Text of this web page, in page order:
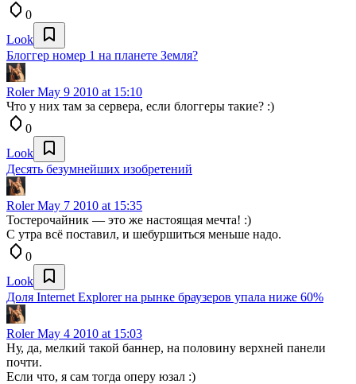
0
Look
Блоггер номер 1 на планете Земля?
RolerMay 9 2010 at 15:10
Что у них там за сервера, если блоггеры такие? :)
0
Look
Десять безумнейших изобретений
RolerMay 7 2010 at 15:35
Тостерочайник — это же настоящая мечта! :)
C утра всё поставил, и шебуршиться меньше надо.
0
Look
Доля Internet Explorer на рынке браузеров упала ниже 60%
RolerMay 4 2010 at 15:03
Ну, да, мелкий такой баннер, на половину верхней панели
почти.
Если что, я сам тогда оперу юзал :)